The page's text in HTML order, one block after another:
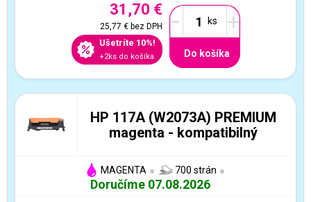
31,70 €
25,77 €bez DPH
Ušetríte 10%!
+2ks do košíka
- +
Do košíka
HP 117A (W2073A) PREMIUM
magenta - kompatibilný
MAGENTA 700 strán
Doručíme 07.08.2026